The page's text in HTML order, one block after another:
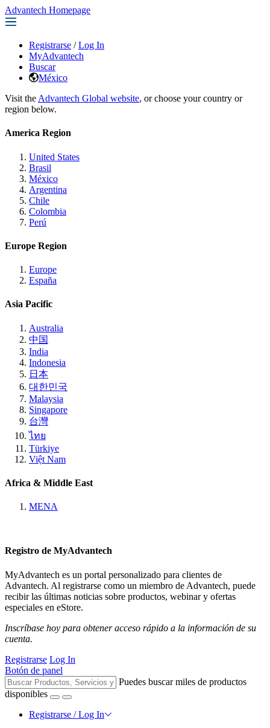
Advantech Homepage
Registrarse / Log In
MyAdvantech
Buscar
México
Visit the Advantech Global website, or choose your country or
region below.
America Region
United States
Brasil
México
Argentina
Chile
Colombia
Perú
Europe Region
Europe
España
Asia Pacific
Australia
中国
India
Indonesia
日本
대한민국
Malaysia
Singapore
台灣
ไทย
Türkiye
Việt Nam
Africa & Middle East
MENA
Registro de MyAdvantech
MyAdvantech es un portal personalizado para clientes de
Advantech. Al registrarse como un miembro de Advantech, puede
recibir las últimas noticias sobre productos, webinar y ofertas
especiales en eStore.
Inscríbase hoy para obtener acceso rápido a la información de su
cuenta.
Registrarse Log In
Botón de panel
Puedes buscar miles de productos
disponibles
Registrarse / Log In